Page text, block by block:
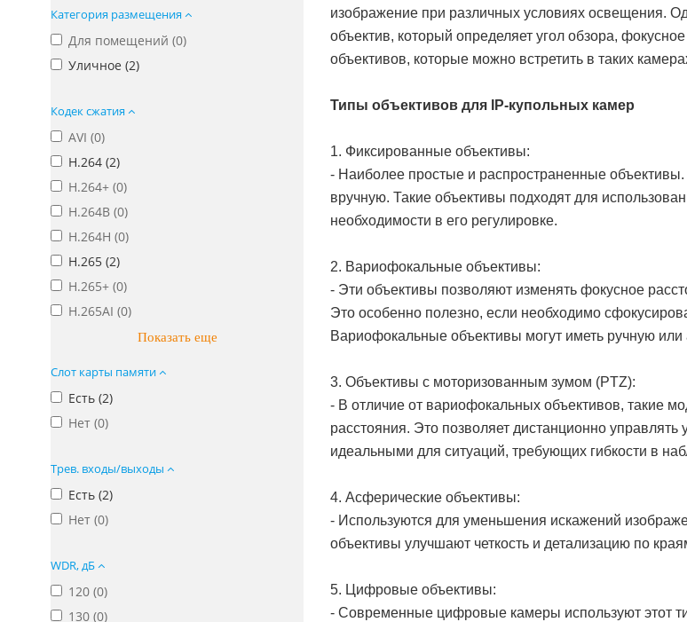
Категория размещения
Для помещений (0)
Уличное (2)
Кодек сжатия
AVI (0)
H.264 (2)
H.264+ (0)
H.264B (0)
H.264H (0)
H.265 (2)
H.265+ (0)
H.265AI (0)
Показать еще
Слот карты памяти
Есть (2)
Нет (0)
Трев. входы/выходы
Есть (2)
Нет (0)
WDR, дБ
120 (0)
130 (0)
детектор лица, детектор оставленных/
зоны, детектор внешнего воздействия);
стекла, взрыв, громкий крик); цифровой
микрофон; тревожные входы/выходы: 1/1;
+55°C; Ø160.0 x 140.0 мм, вес 1.25 кг.,
изображение при различных условиях освещения.
объектив, который определяет угол обзора,
объективов, которые можно встретить в таких
Типы объективов для IP-купольных камер
1. Фиксированные объективы:
- Наиболее простые и распространенные
вручную. Такие объективы подходят для
необходимости в его регулировке.
2. Вариофокальные объективы:
- Эти объективы позволяют изменять фокусное
Это особенно полезно, если необходимо
Вариофокальные объективы могут иметь ручную или
3. Объективы с моторизованным зумом (PTZ):
- В отличие от вариофокальных объективов, такие
расстояния. Это позволяет дистанционно
идеальными для ситуаций, требующих гибкости в
4. Асферические объективы:
- Используются для уменьшения искажений
объективы улучшают четкость и детализацию по
5. Цифровые объективы:
- Современные цифровые камеры используют этот